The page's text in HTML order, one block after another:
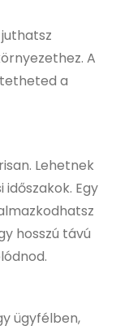
A
a
Lehetnek
Egy
hosszú távú
ügyfélben,